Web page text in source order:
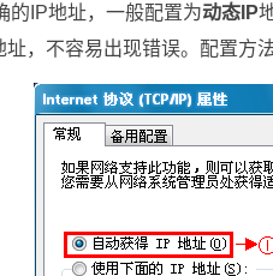
的IP地址，一般配置为动态IP
，不容易出现错误。配置方